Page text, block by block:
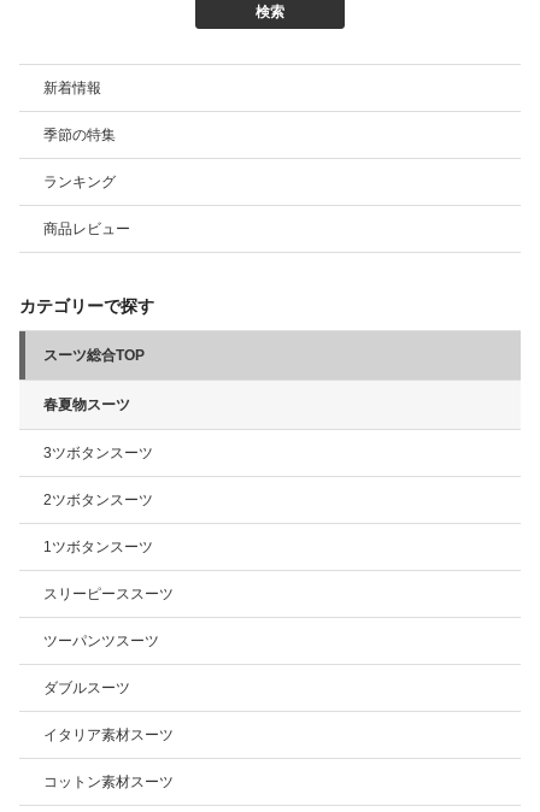
新着情報
季節の特集
ランキング
商品レビュー
カテゴリーで探す
スーツ総合TOP
春夏物スーツ
3ツボタンスーツ
2ツボタンスーツ
1ツボタンスーツ
スリーピーススーツ
ツーパンツスーツ
ダブルスーツ
イタリア素材スーツ
コットン素材スーツ